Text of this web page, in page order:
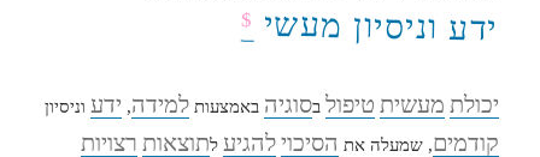
ידע וניסיון מעשי $
יכולת מעשית טיפול בסוגיה באמצעותלמידה, ידע וניסיון
קודמים, שמעלה את הסיכוי להגיע לתוצאות רצויות